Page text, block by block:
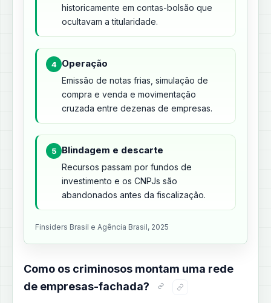
historicamente em contas-bolsão que
ocultavam a titularidade.
4 Operação
Emissão de notas frias, simulação de
compra e venda e movimentação
cruzada entre dezenas de empresas.
5 Blindagem e descarte
Recursos passam por fundos de
investimento e os CNPJs são
abandonados antes da fiscalização.
Finsiders Brasil e Agência Brasil, 2025
Como os criminosos montam uma rede
de empresas-fachada?